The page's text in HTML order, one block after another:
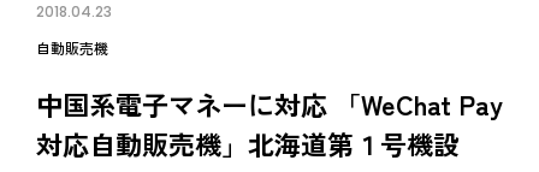
2018.04.23
自動販売機
中国系電子マネーに対応 「WeChat Pay
対応自動販売機」北海道第１号機設